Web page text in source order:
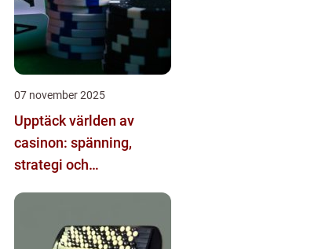
07 november 2025
Upptäck världen av
casinon: spänning,
strategi och